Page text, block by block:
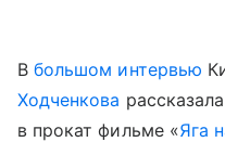
Вбольшом интервью
Ходченкова
в прокат фильме «Яга